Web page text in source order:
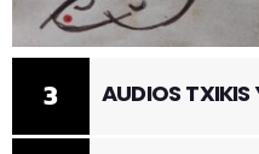
3 AUDIOS TXIKIS